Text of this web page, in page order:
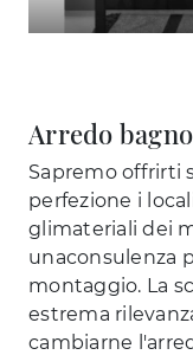
Arredo
Sapremo offrirti
perfezione i
glimateriali dei
unaconsulenza
montaggio. La
estrema
cambiarne